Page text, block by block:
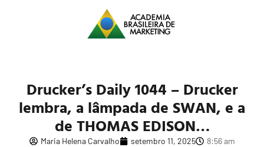
Drucker’s Daily 1044 – Drucker
lembra, a lâmpada de SWAN, e a
de THOMAS EDISON…
Maria Helena Carvalho setembro 11, 2025 8:56 am